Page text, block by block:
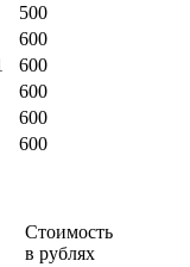
500
600
600
600
600
600
Стоимость
в рублях